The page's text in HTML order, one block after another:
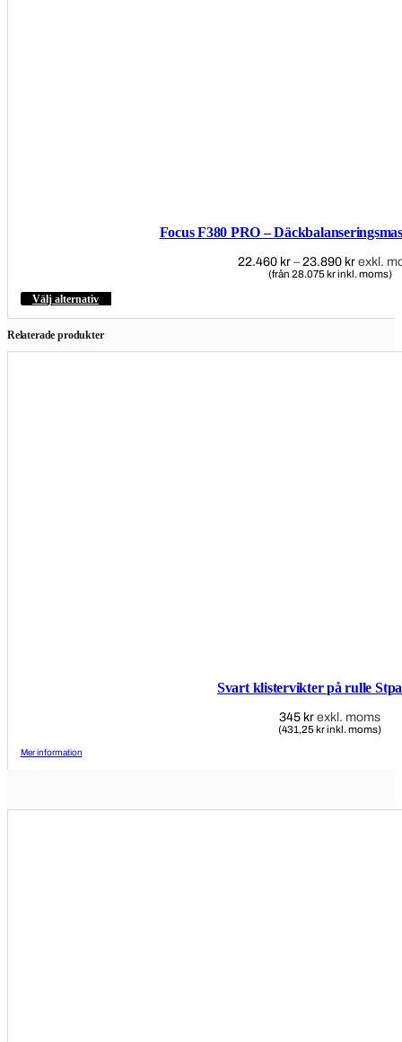
Focus F380 PRO –
22.460 kr – 23.890 kr
22.460
exkl.
(från 28.075 kr inkl. moms)
Välj alternativ
här
produkten
Relaterade produkter
Svart klistervikter på rulle
345 kr exkl. moms
(431,25 kr inkl. moms)
Mer information